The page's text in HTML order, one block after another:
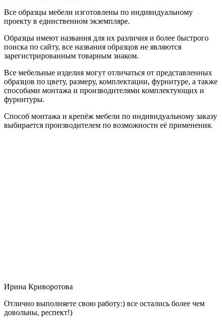
Все образцы мебели изготовлены по индивидуальному
проекту в единственном экземпляре.
Образцы имеют названия для их различия и более быстрого
поиска по сайту, все названия образцов не являются
зарегистрированным товарным знаком.
Все мебельные изделия могут отличаться от представленных
образцов по цвету, размеру, комплектации, фурнитуре, а также
способами монтажа и производителями комплектующих и
фурнитуры.
Способ монтажа и крепёж мебели по индивидуальному заказу
выбирается производителем по возможности её применения.
Ирина Криворотова
Отлично выполняете свою работу:) все остались более чем
довольны, респект!)